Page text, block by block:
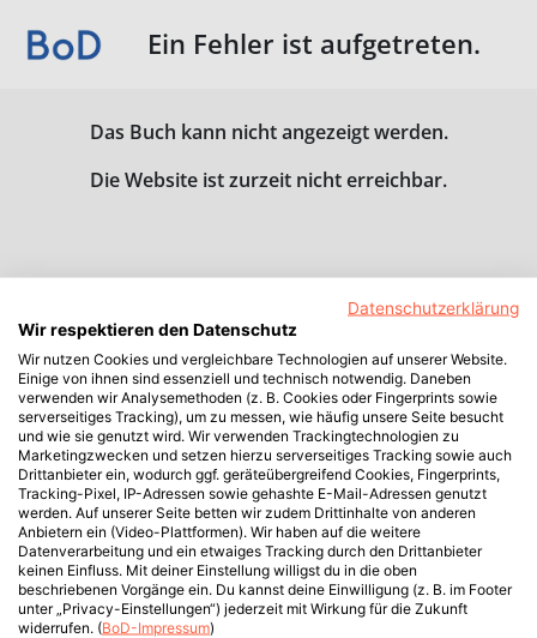
Ein Fehler ist aufgetreten.
Das Buch kann nicht angezeigt werden.
Die Website ist zurzeit nicht erreichbar.
Datenschutzerklärung
Wir respektieren den Datenschutz
Wir nutzen Cookies und vergleichbare Technologien auf unserer Website.
Einige von ihnen sind essenziell und technisch notwendig. Daneben
verwenden wir Analysemethoden (z. B. Cookies oder Fingerprints sowie
serverseitiges Tracking), um zu messen, wie häufig unsere Seite besucht
und wie sie genutzt wird. Wir verwenden Trackingtechnologien zu
Marketingzwecken und setzen hierzu serverseitiges Tracking sowie auch
Drittanbieter ein, wodurch ggf. geräteübergreifend Cookies, Fingerprints,
Tracking-Pixel, IP-Adressen sowie gehashte E-Mail-Adressen genutzt
werden. Auf unserer Seite betten wir zudem Drittinhalte von anderen
Anbietern ein (Video-Plattformen). Wir haben auf die weitere
Datenverarbeitung und ein etwaiges Tracking durch den Drittanbieter
keinen Einfluss. Mit deiner Einstellung willigst du in die oben
beschriebenen Vorgänge ein. Du kannst deine Einwilligung (z. B. im Footer
unter „Privacy-Einstellungen“) jederzeit mit Wirkung für die Zukunft
widerrufen. (BoD-Impressum)